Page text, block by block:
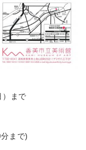
）まで
まで)